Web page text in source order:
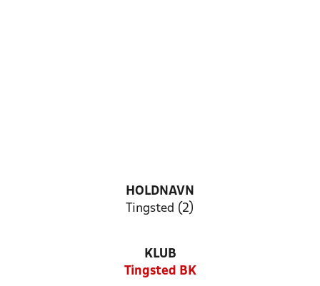
HOLDNAVN
Tingsted (2)
KLUB
Tingsted BK